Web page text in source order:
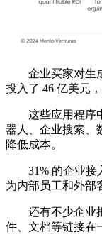
企业买家对生成
投入了 46 亿美元
这些应用程序中
器人、企业搜索、
降低成本。
31% 的企业接入
为内部员工和外部
还有不少企业把
件、文档等链接在